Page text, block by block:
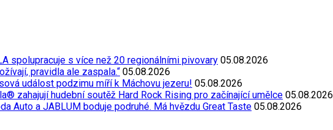
spolupracuje s více než 20 regionálními pivovary 05.08.2026
pravidla ale zaspala.“ 05.08.2026
událost podzimu míří k Máchovu jezeru! 05.08.2026
zahajují hudební soutěž Hard Rock Rising pro začínající umělce 05.08.2026
Auto a JABLUM boduje podruhé. Má hvězdu Great Taste 05.08.2026